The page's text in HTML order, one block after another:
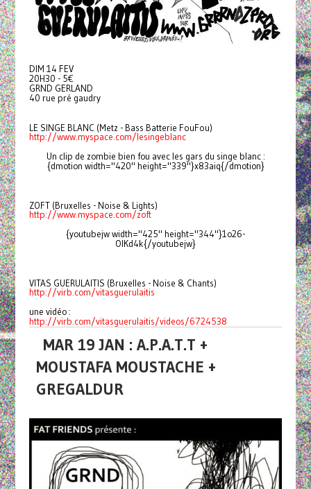
DIM 14 FEV
20H30 - 5€
GRND GERLAND
40 rue pré gaudry
LE SINGE BLANC (Metz - Bass Batterie FouFou)
http://www.myspace.com/lesingeblanc
Un clip de zombie bien fou avec les gars du singe blanc :
{dmotion width="420" height="339"}x83aiq{/dmotion}
ZOFT (Bruxelles - Noise & Lights)
http://www.myspace.com/zoft
{youtubejw width="425" height="344"}1o26-
OlKd4k{/youtubejw}
VITAS GUERULAITIS (Bruxelles - Noise & Chants)
http://virb.com/vitasguerulaitis
une vidéo :
http://virb.com/vitasguerulaitis/videos/6724538
MAR 19 JAN : A.P.A.T.T +
MOUSTAFA MOUSTACHE +
GREGALDUR